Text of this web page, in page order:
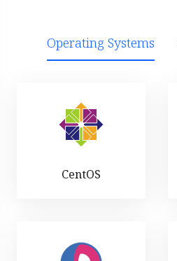
Operating Systems
CentOS